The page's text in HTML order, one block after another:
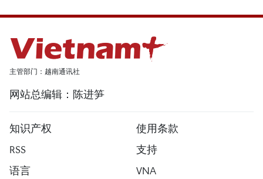
主管部门：越南通讯社
网站总编辑：陈进笋
知识产权
使用条款
RSS
支持
语言
VNA